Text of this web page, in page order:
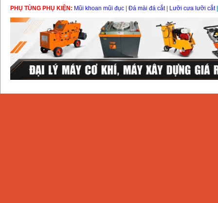
PHỤ TÙNG PHỤ KIỆN: Mũi khoan mũi đục Đá mài đá cắt| Lưỡi cưa lưỡi cắt